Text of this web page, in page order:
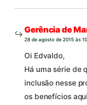
Gerência de
28 de agosto de 2015 às
Oi Edvaldo,
Há uma série de
inclusão nesse
os benefícios